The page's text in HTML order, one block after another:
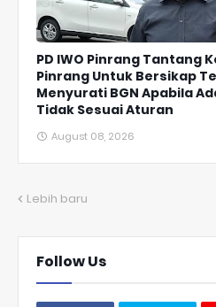
PD IWO Pinrang Tantang
Pinrang Untuk Bersikap
Menyurati BGN Apabila
Tidak Sesuai Aturan
August 08, 2026
Lebih baru
Follow Us